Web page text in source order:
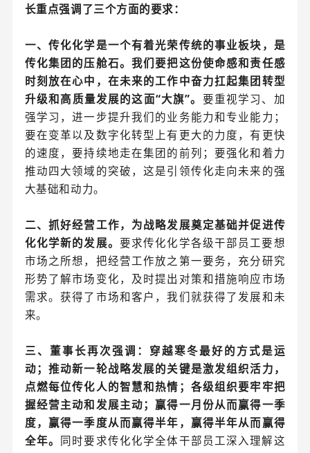
长重点强调了三个方面的要求：
一、传化化学是一个有着光荣传统的事业板块，是
传化集团的压舱石。我们要把这份使命感和责任感
时刻放在心中，在未来的工作中奋力扛起集团转型
升级和高质量发展的这面“大旗”。 要重视学习、加
强学习，进一步提升我们的业务能力和专业能力；
要在变革以及数字化转型上有更大的力度，有更快
的速度，要持续地走在集团的前列；要强化和着力
推动四大领域的突破，这是引领传化走向未来的强
大基础和动力。
二、抓好经营工作，为战略发展奠定基础并促进传
化化学新的发展。 要求传化化学各级干部员工要想
市场之所想，把经营工作放之第一要务，充分研究
形势了解市场变化，及时提出对策和措施响应市场
需求。获得了市场和客户，我们就获得了发展和未
来。
三、董事长再次强调：穿越寒冬最好的方式是运
动；推动新一轮战略发展的关键是激发组织活力，
点燃每位传化人的智慧和热情；各级组织要牢牢把
握经营主动和发展主动；赢得一月份从而赢得一季
度，赢得一季度从而赢得半年，赢得半年从而赢得
全年。
同时要求传化化学全体干部员工深入理解这